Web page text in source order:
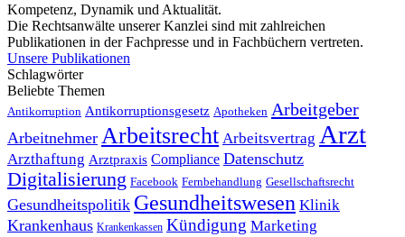
Kompetenz, Dynamik und Aktualität.
Die Rechtsanwälte unserer Kanzlei sind mit zahlreichen
Publikationen in der Fachpresse und in Fachbüchern vertreten.
Unsere Publikationen
Schlagwörter
Beliebte Themen
Antikorruption Antikorruptionsgesetz Apotheken Arbeitgeber
Arbeitnehmer Arbeitsrecht Arbeitsvertrag Arzt
Arzthaftung Arztpraxis Compliance Datenschutz
Digitalisierung Facebook Fernbehandlung Gesellschaftsrecht
Gesundheitspolitik Gesundheitswesen Klinik
Krankenhaus Krankenkassen Kündigung Marketing